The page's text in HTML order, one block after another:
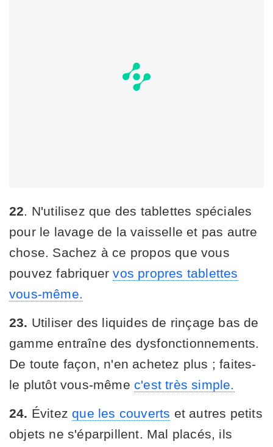
22. N'utilisez que des tablettes spéciales
pour le lavage de la vaisselle et pas autre
chose. Sachez à ce propos que vous
pouvez fabriquervos propres tablettes
vous-même.
23. Utiliser des liquides de rinçage bas de
gamme entraîne des dysfonctionnements.
De toute façon, n'en achetez plus ; faites-
le plutôt vous-même c'est très simple.
24. Évitezque les couverts et autres petits
objets ne s'éparpillent. Mal placés, ils